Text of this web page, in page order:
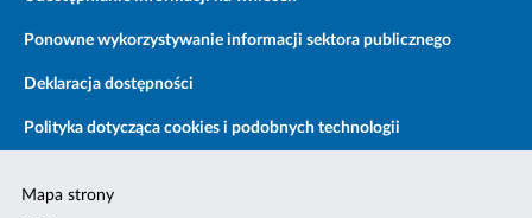
Ponowne wykorzystywanie informacji sektora publicznego
Deklaracja dostępności
Polityka dotycząca cookies i podobnych technologii
Mapa strony